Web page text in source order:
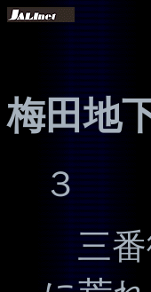
梅田地
３
三番